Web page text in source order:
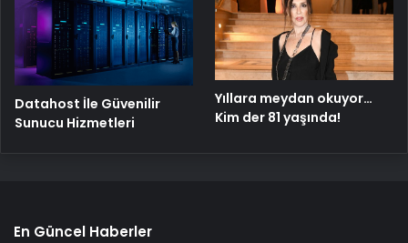
Datahost İle Güvenilir
Sunucu Hizmetleri
Yıllara meydan okuyor…
Kim der 81 yaşında!
En Güncel Haberler